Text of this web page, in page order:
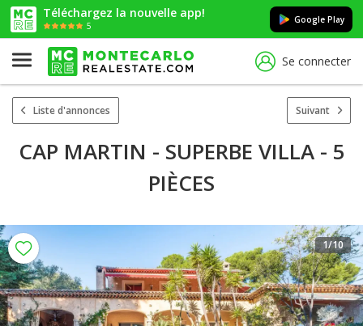
Téléchargez la nouvelle app!
5
Google Play
Se connecter
Liste d'annonces Suivant
CAP MARTIN - SUPERBE VILLA - 5
PIÈCES
1/10